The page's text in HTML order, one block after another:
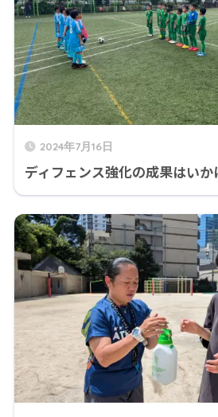
2024年7月16日
ディフェンス強化の成果はいか